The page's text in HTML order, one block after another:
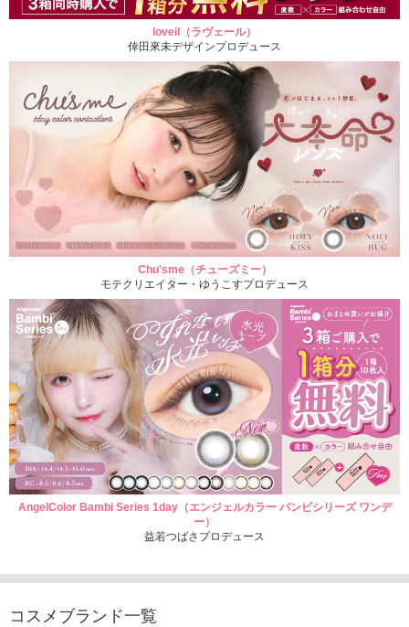
loveil（ラヴェール）
倖田來未デザインプロデュース
Chu'sme（チューズミー）
モテクリエイター・ゆうこすプロデュース
AngelColor Bambi Series 1day（エンジェルカラー バンビシリーズ ワンデ
ー）
益若つばさプロデュース
コスメブランド一覧